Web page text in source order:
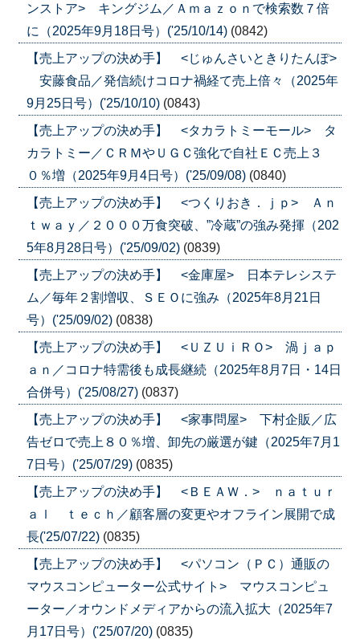
ンストア> キングジム／Ａｍａｚｏｎで検索数７倍
に（2025年9月18日号）('25/10/14) (0842)
【売上アップの決め手】 <じゅんさいときりたんぽ>
安藤食品／発信続けコロナ禍経て売上倍々（2025年
9月25日号）('25/10/10) (0843)
【売上アップの決め手】 <タカラトミーモール> タ
カラトミー／ＣＲＭやＵＧＣ強化で自社ＥＣ売上３
０％増（2025年9月4日号）('25/09/08) (0840)
【売上アップの決め手】 <つくりおき．ｊｐ> Ａｎ
ｔｗａｙ／２０００万食突破、”冷蔵”の強み発揮（202
5年8月28日号）('25/09/02) (0839)
【売上アップの決め手】 <金庫屋> 日本テレシステ
ム／毎年２割増収、ＳＥＯに強み（2025年8月21日
号）('25/09/02) (0838)
【売上アップの決め手】 <ＵＺＵｉＲＯ> 渦ｊａｐ
ａｎ／コロナ特需後も成長継続（2025年8月7日・14日
合併号）('25/08/27) (0837)
【売上アップの決め手】 <家事問屋> 下村企販／広
告ゼロで売上８０％増、卸先の厳選が鍵（2025年7月1
7日号）('25/07/29) (0835)
【売上アップの決め手】 <ＢＥＡＷ．> ｎａｔｕｒ
ａｌ ｔｅｃｈ／顧客層の変更やオフライン展開で成
長('25/07/22) (0835)
【売上アップの決め手】 <パソコン（ＰＣ）通販の
マウスコンピューター公式サイト> マウスコンピュ
ーター／オウンドメディアからの流入拡大（2025年7
月17日号）('25/07/20) (0835)